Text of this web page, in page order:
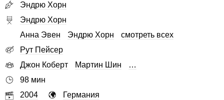
Эндрю Хорн
Эндрю Хорн
Анна Эвен
Эндрю Хорн
смотреть всех
Рут Пейсер
Джон Коберт
Мартин Шин
…
98 мин
2004
Германия